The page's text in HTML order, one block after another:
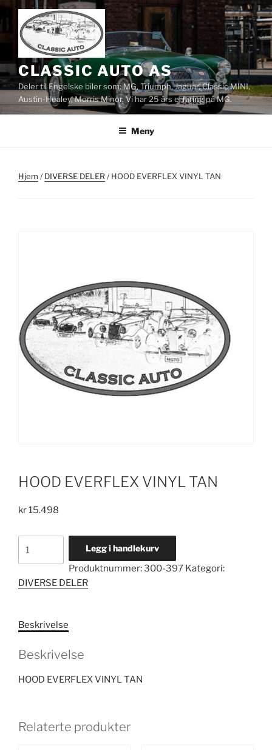
Gå
til
innhold
CLASSIC AUTO AS
Deler til Engelske biler som: MG, Triumph, Jaguar, Classic MINI,
Austin-Healey, Morris Minor. Vi har 25 års erfaring på MG.
Meny
Hjem /DIVERSE DELER/ HOOD EVERFLEX VINYL TAN
HOOD EVERFLEX VINYL TAN
kr15.498
TAN
Legg i handlekurv
Produktnummer:300-397 Kategori:
DIVERSE DELER
Beskrivelse
Beskrivelse
HOOD EVERFLEX VINYL TAN
Relaterte produkter